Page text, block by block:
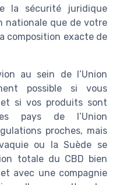
la sécurité juridique
nationale que de votre
composition exacte de
au sein de l’Union
possible si vous
si vos produits sont
pays de l’Union
proches, mais
ou la Suède se
totale du CBD bien
avec une compagnie